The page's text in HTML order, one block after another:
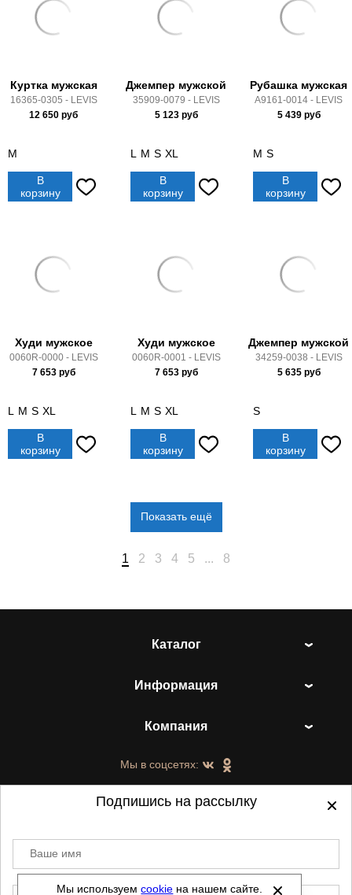
Куртка мужская
16365-0305 - LEVIS
12 650 руб
M
В
корзину
Джемпер мужской
35909-0079 - LEVIS
5 123руб
L M S XL
В
корзину
Рубашка мужская
A9161-0014 - LEVIS
5 439руб
M S
В
корзину
Худи мужское
0060R-0000 - LEVIS
7 653руб
L M S XL
В
корзину
Худи мужское
0060R-0001 - LEVIS
7 653руб
L M S XL
В
корзину
Джемпер мужской
34259-0038 - LEVIS
5 635руб
S
В
корзину
Показать ещё
1 2 3 4 5 ... 8
Каталог
Информация
Компания
Мы в соцсетях:
©2021-2026 - ShoesTown.ru - все права
защищены.
Мы используемcookie на нашем сайте.
Подпишись на рассылку
Ваше имя